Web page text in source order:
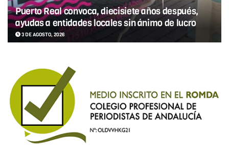
Puerto Real convoca, diecisiete años después,
ayudas a entidades locales sin ánimo de lucro
3 DE AGOSTO, 2026